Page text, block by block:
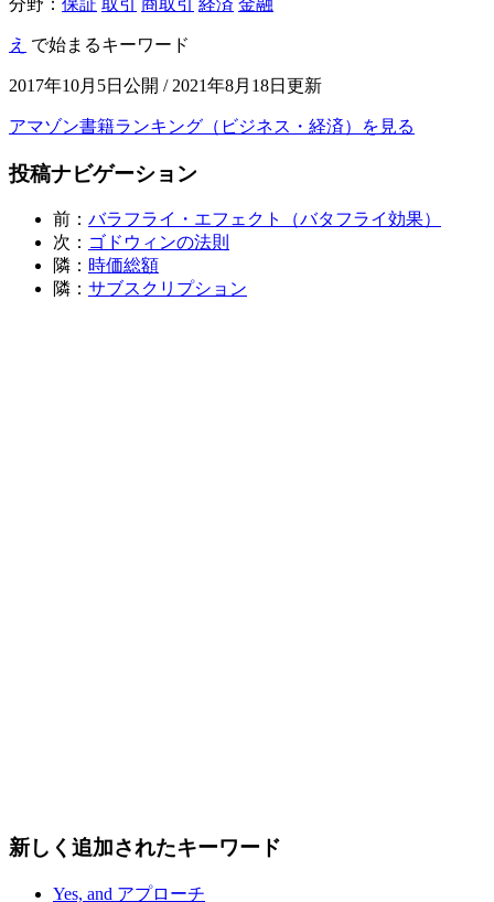
分野： 保証 取引 商取引 経済 金融
え で始まるキーワード
2017年10月5日公開 / 2021年8月18日更新
アマゾン書籍ランキング（ビジネス・経済）を見る
投稿ナビゲーション
前： バラフライ・エフェクト（バタフライ効果）
次： ゴドウィンの法則
隣： 時価総額
隣： サブスクリプション
新しく追加されたキーワード
Yes, and アプローチ